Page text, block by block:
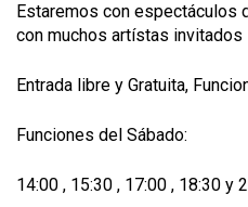
Estaremos con espectáculos
con muchos artístas invitados
Entrada libre y Gratuita,
Funciones del Sábado:
14:00 , 15:30 , 17:00 , 18:30 y